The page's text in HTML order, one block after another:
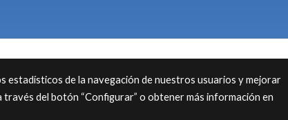
de la navegación de nuestros usuarios y mejorar
del botón “Configurar” o obtener más información en